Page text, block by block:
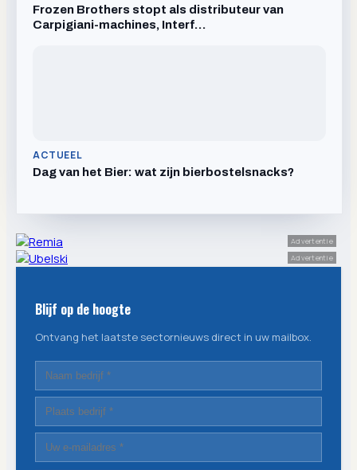
Frozen Brothers stopt als distributeur van
Carpigiani-machines, Interf…
ACTUEEL
Dag van het Bier: wat zijn bierbostelsnacks?
Advertentie
Advertentie
Blijf op de hoogte
Ontvang het laatste sectornieuws direct in uw mailbox.